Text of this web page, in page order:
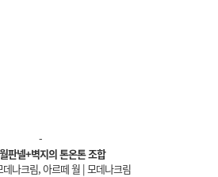
-
판넬+벽지의 톤온톤 조합
데나크림, 아르떼 월 | 모데나크림